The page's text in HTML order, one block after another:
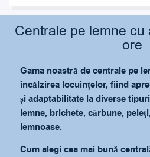
Centrale pe lemne
ore
Gama noastră de centrale pe
încălzirea locuințelor, fiind
și adaptabilitate la diverse
lemne, brichete, cărbune,
lemnoase.
Cum alegi cea mai bună